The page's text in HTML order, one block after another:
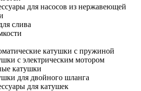
для насосов из нержавеющей
слива
катушки с пружиной
с электрическим мотором
катушки
для двойного шланга
для катушек